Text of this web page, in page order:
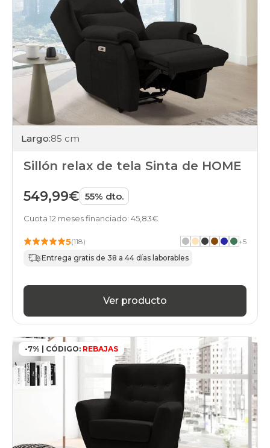
Largo:85 cm
Sillón relax de tela Sinta de HOME
549,99€ 55% dto.
Cuota 12 meses financiado: 45,83€
5(118) +5
Entrega gratis de 38 a 44 días laborables
Ver producto
-7% | CÓDIGO: REBAJAS